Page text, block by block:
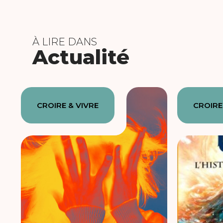
À LIRE DANS
Actualité
CROIRE & VIVRE